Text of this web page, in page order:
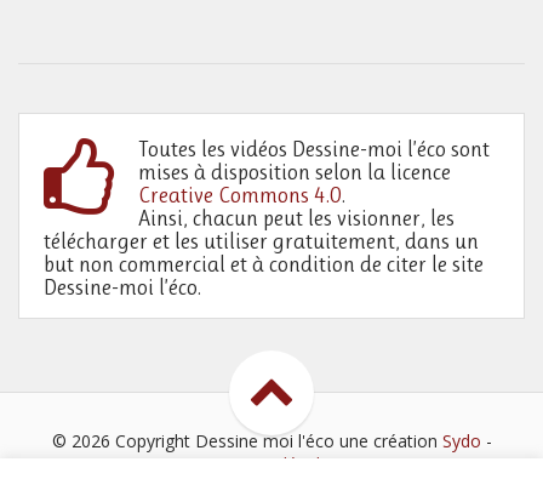
Toutes les vidéos Dessine-moi l’éco sont
mises à disposition selon la licence
Creative Commons 4.0.
Ainsi, chacun peut les visionner, les
télécharger et les utiliser gratuitement, dans un
but non commercial et à condition de citer le site
Dessine-moi l’éco.
© 2026 Copyright Dessine moi l'éco une création Sydo -
Mentions légales